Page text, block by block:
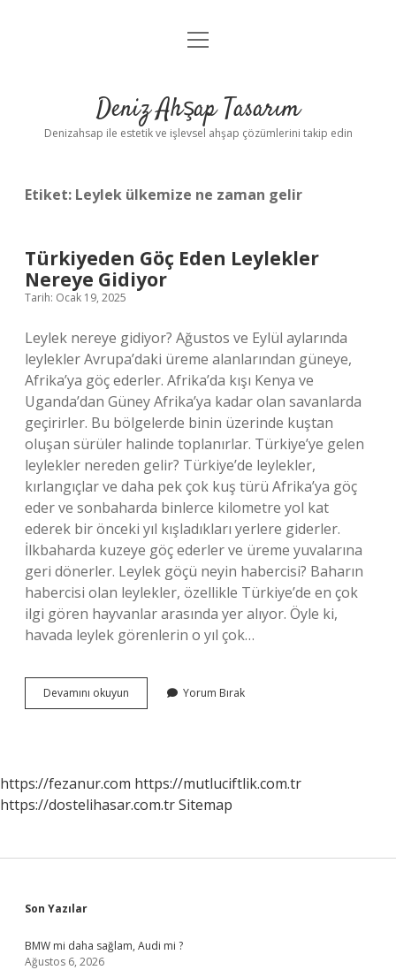
Anasayfa
Yasal Uyarı
menüyü
Deniz Ahşap Tasarım
Denizahsap ile estetik ve işlevsel ahşap çözümlerini takip edin
Etiket: Leylek ülkemize ne zaman gelir
Türkiyeden Göç Eden Leylekler
Nereye Gidiyor
Tarih: Ocak 19, 2025
Leylek nereye gidiyor? Ağustos ve Eylül aylarında
leylekler Avrupa’daki üreme alanlarından güneye,
Afrika’ya göç ederler. Afrika’da kışı Kenya ve
Uganda’dan Güney Afrika’ya kadar olan savanlarda
geçirirler. Bu bölgelerde binin üzerinde kuştan
oluşan sürüler halinde toplanırlar. Türkiye’ye gelen
leylekler nereden gelir? Türkiye’de leylekler,
kırlangıçlar ve daha pek çok kuş türü Afrika’ya göç
eder ve sonbaharda binlerce kilometre yol kat
ederek bir önceki yıl kışladıkları yerlere giderler.
İlkbaharda kuzeye göç ederler ve üreme yuvalarına
geri dönerler. Leylek göçü neyin habercisi? Baharın
habercisi olan leylekler, özellikle Türkiye’de en çok
ilgi gören hayvanlar arasında yer alıyor. Öyle ki,
havada leylek görenlerin o yıl çok…
Devamını okuyun Türkiyeden
Göç
Yorum Bırak
https://fezanur.com https://mutluciftlik.com.tr
https://dostelihasar.com.trSitemap
Sidebar
Son Yazılar
BMW mi daha sağlam, Audi mi ?
Ağustos 6, 2026